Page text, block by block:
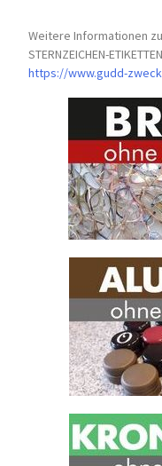
Weitere Informationen
STERNZEICHEN-
https://www.gudd-